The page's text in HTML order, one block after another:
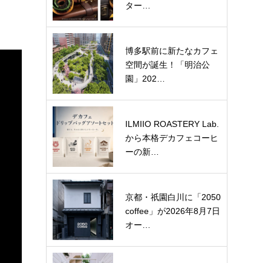
ター…
博多駅前に新たなカフェ
空間が誕生！「明治公
園」202…
ILMIIO ROASTERY Lab.
から本格デカフェコーヒ
ーの新…
京都・祇園白川に「2050
coffee」が2026年8月7日
オー…